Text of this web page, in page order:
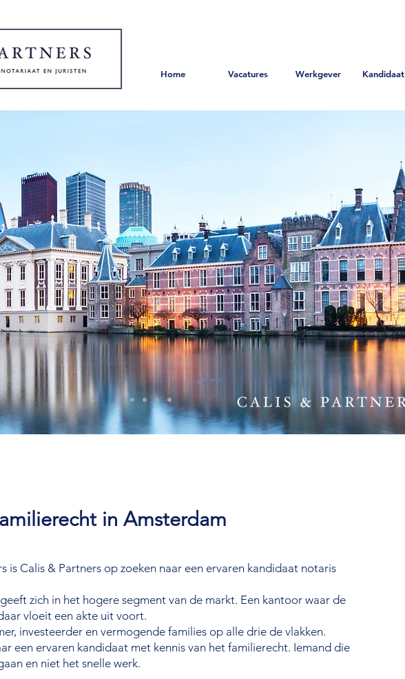
Home Vacatures Werkgever Kandidaat
in Amsterdam
is Calis & Partners op zoeken naar een ervaren kandidaat notaris
zich in het hogere segment van de markt. Een kantoor waar de
vloeit een akte uit voort.
investeerder en vermogende families op alle drie de vlakken.
een ervaren kandidaat met kennis van het familierecht. Iemand die
en niet het snelle werk.